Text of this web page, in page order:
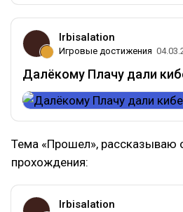
Irbisalation
Игровые достижения
Далёкому Плачу дали
Тема «Прошел», рассказываю
прохождения:
Irbisalation